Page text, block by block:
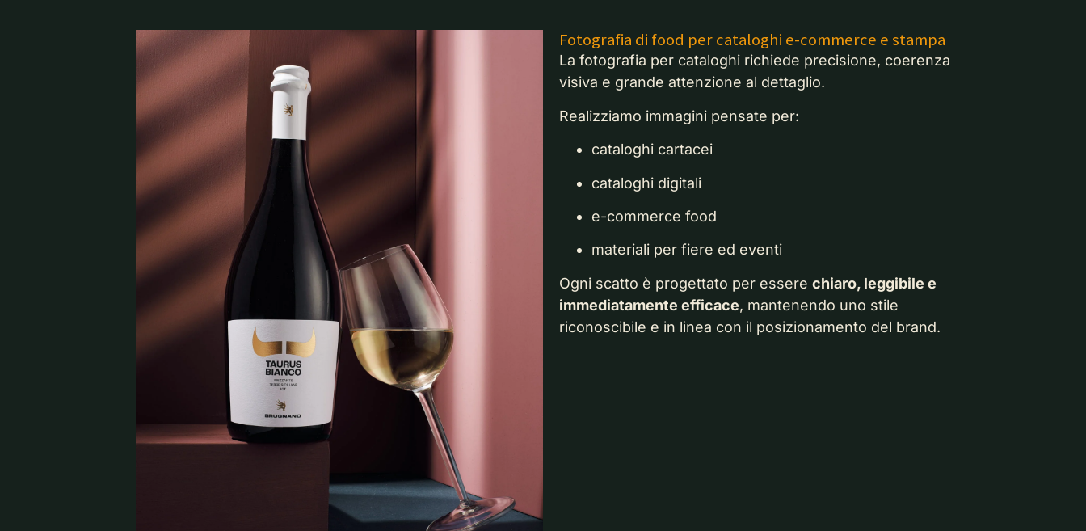
Fotografia di food per cataloghi e-commerce e stampa
La fotografia per cataloghi richiede precisione, coerenza
visiva e grande attenzione al dettaglio.
Realizziamo immagini pensate per:
cataloghi cartacei
cataloghi digitali
e-commerce food
materiali per fiere ed eventi
Ogni scatto è progettato per essere chiaro, leggibile e
immediatamente efficace, mantenendo uno stile
riconoscibile e in linea con il posizionamento del brand.